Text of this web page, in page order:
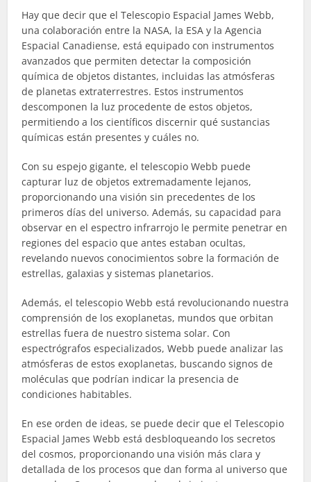
Hay que decir que el Telescopio Espacial James Webb,
una colaboración entre la NASA, la ESA y la Agencia
Espacial Canadiense, está equipado con instrumentos
avanzados que permiten detectar la composición
química de objetos distantes, incluidas las atmósferas
de planetas extraterrestres. Estos instrumentos
descomponen la luz procedente de estos objetos,
permitiendo a los científicos discernir qué sustancias
químicas están presentes y cuáles no.
Con su espejo gigante, el telescopio Webb puede
capturar luz de objetos extremadamente lejanos,
proporcionando una visión sin precedentes de los
primeros días del universo. Además, su capacidad para
observar en el espectro infrarrojo le permite penetrar en
regiones del espacio que antes estaban ocultas,
revelando nuevos conocimientos sobre la formación de
estrellas, galaxias y sistemas planetarios.
Además, el telescopio Webb está revolucionando nuestra
comprensión de los exoplanetas, mundos que orbitan
estrellas fuera de nuestro sistema solar. Con
espectrógrafos especializados, Webb puede analizar las
atmósferas de estos exoplanetas, buscando signos de
moléculas que podrían indicar la presencia de
condiciones habitables.
En ese orden de ideas, se puede decir que el Telescopio
Espacial James Webb está desbloqueando los secretos
del cosmos, proporcionando una visión más clara y
detallada de los procesos que dan forma al universo que